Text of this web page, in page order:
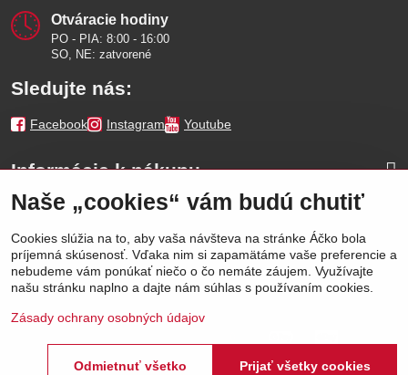
Otváracie hodiny
PO - PIA: 8:00 - 16:00
SO, NE: zatvorené
Sledujte nás:
Facebook Instagram Youtube
Informácie k nákupu
Naše značky
Výhody
Naše „cookies“ vám budú chutiť
Cookies slúžia na to, aby vaša návšteva na stránke Áčko bola
príjemná skúsenosť. Vďaka nim si zapamätáme vaše preferencie a
nebudeme vám ponúkať niečo o čo nemáte záujem. Využívajte
našu stránku naplno a dajte nám súhlas s používaním cookies.
Zásady ochrany osobných údajov
Prijať všetky cookies
Odmietnuť všetko